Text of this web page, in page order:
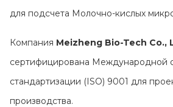
для подсчета Молочно-кислых
Компания Meizheng Bio-Tech Co.,
сертифицирована Международной
стандартизации (ISO) 9001 для
производства.